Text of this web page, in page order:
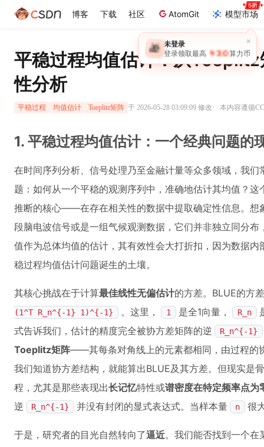
博客 下载 社区 AtomGit 模型市场
×
🎁 未登录
登录领取最高 ￥30 算力币
平稳过程均值估计：从
性分析
平稳过程 均值估计 Toeplitz矩阵 于 2026-05-28 03:09:09 修改· 本内容遵循
1. 平稳过程均值估计：一个经典问题的
在时间序列分析、信号处理乃至金融计量等众多领域，我
题：如何从一个平稳的观测序列中，准确地估计其均值？
推断的核心——在存在相关性的数据中提取确定性信息。想
段脑电波信号或是一组气候观测数据，它们并非独立同分
值作为总体均值的估计，其有效性会大打折扣，因为数据
稳过程均值估计问题诞生的土壤。
其核心挑战在于计算最佳线性无偏估计的方差。BLUE的方
(1^T R_n^{-1} 1)^{-1} 。这里， 1 是全1向量， R_n
式告诉我们，估计的精度完全被协方差矩阵的逆
R_n^{-1}
Toeplitz矩阵——其每条对角线上的元素都相同，由过程的
我们知道协方差结构，就能算出BLUE及其方差。但现实是
程，尤其是那些表现出长记忆特性或谱密度在特定频率点为
逆
R_n^{-1} 并没有封闭的显式表达式。当样本量 n 很
于是，研究者的目光自然转向了逼近。我们能否找到一个在